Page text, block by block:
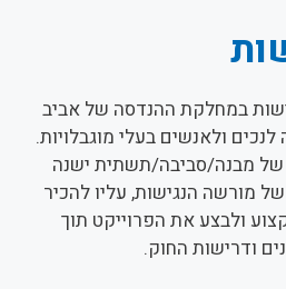
במחלקת ההנדסה של אביב
ולאנשים בעלי מוגבלויות.
של מבנה/סביבה/תשתית ישנה
מורשה הנגישות, עליו להכיר
ולבצע את הפרוייקט תוך
ודרישות החוק.